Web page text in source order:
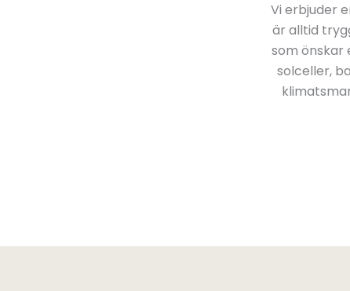
Vi erbjuder
är alltid
som
solceller,